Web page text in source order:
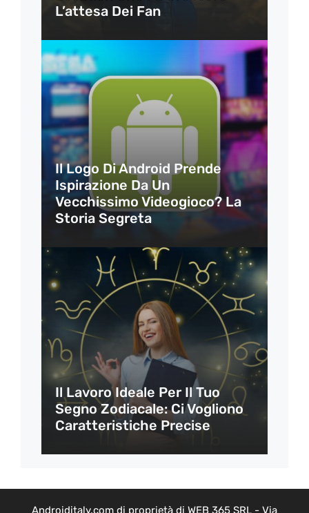
L’attesa Dei Fan
Il Logo Di Android Prende
Ispirazione Da Un
Vecchissimo Videogioco? La
Storia Segreta
Il Lavoro Ideale Per Il Tuo
Segno Zodiacale: Ci Vogliono
Caratteristiche Precise
Androiditaly.com di proprietà di WEB 365 SRL - Via